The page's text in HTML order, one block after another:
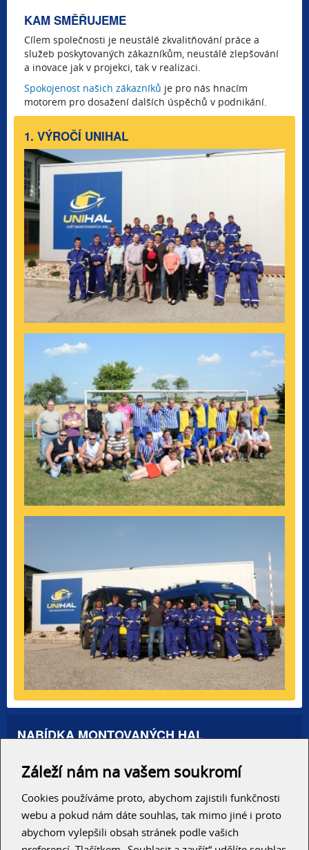
KAM SMĚŘUJEME
Cílem společnosti je neustálé zkvalitňování práce a
služeb poskytovaných zákazníkům, neustálé zlepšování
a inovace jak v projekci, tak v realizaci.
Spokojenost našich zákazníků je pro nás hnacím
motorem pro dosažení dalších úspěchů v podnikání.
1. VÝROČÍ UNIHAL
NABÍDKA MONTOVANÝCH HAL
Autosalony, servisy
Skladové haly
Zemědělské haly
Konzolové regály
Záleží nám na vašem soukromí
Cookies používáme proto, abychom zajistili funkčnosti
webu a pokud nám dáte souhlas, tak mimo jiné i proto
abychom vylepšili obsah stránek podle vašich